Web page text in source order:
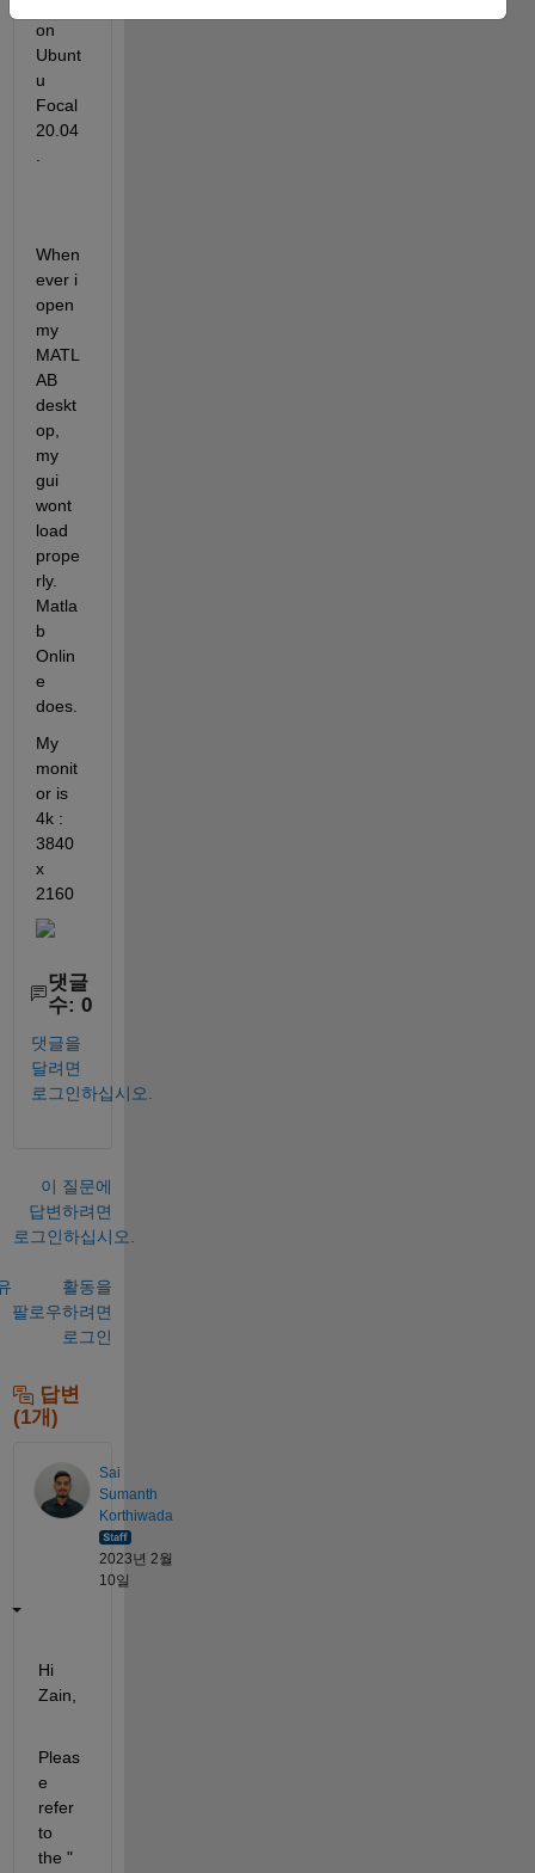
on
Ubunt
u
Focal
20.04
When
ever i
open
my
MATL
AB
deskt
op,
my
gui
wont
load
prope
rly.
Matla
b
Onlin
e
does.
My
monit
or is
4k :
3840
x
2160
댓글
수: 0
댓글을
달려면
로그인하십시오.
이 질문에
답변하려면
로그인하십시오.
활동을
팔로우하려면
로그인
답변
(1개)
Sai
Sumanth
Korthiwada
2023년 2월
10일
Hi
Zain,
Pleas
e
refer
to
the "